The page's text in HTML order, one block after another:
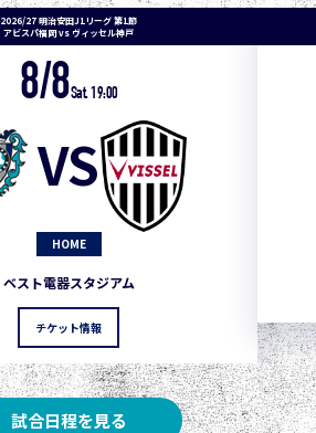
2026/27 明治安田J1リーグ 第1節
アビスパ福岡 vs ヴィッセル神戸
8/8Sat. 19:00
VS
HOME
ベスト電器スタジアム
チケット情報
試合日程を見る